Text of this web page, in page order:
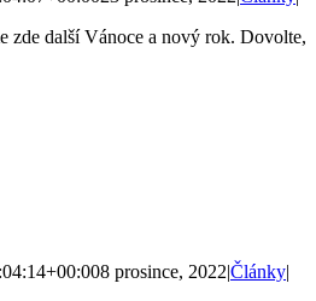
zde další Vánoce a nový rok. Dovolte,
8 prosince, 2022|Články|